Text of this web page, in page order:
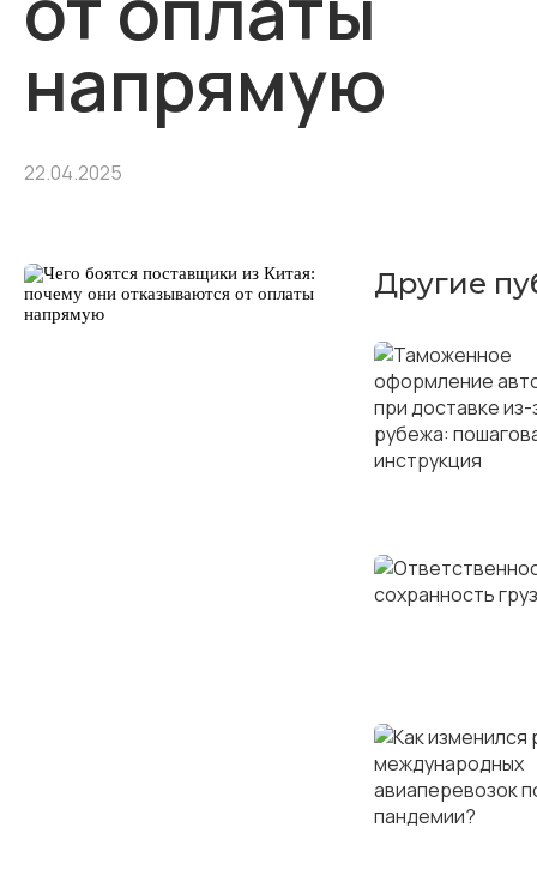
напрямую
22.04.2025
Другие